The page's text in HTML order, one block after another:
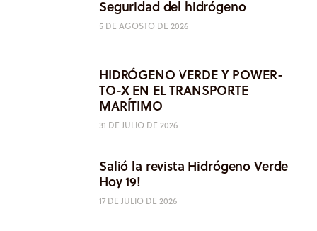
Seguridad del hidrógeno
5 DE AGOSTO DE 2026
HIDRÓGENO VERDE Y POWER-
TO-X EN EL TRANSPORTE
MARÍTIMO
31 DE JULIO DE 2026
Salió la revista Hidrógeno Verde
Hoy 19!
17 DE JULIO DE 2026